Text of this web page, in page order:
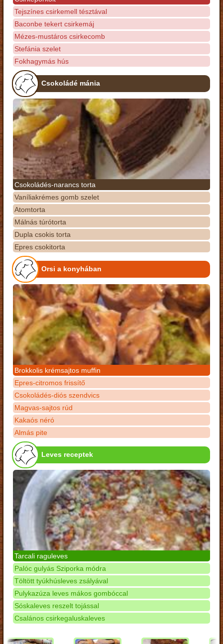
Tejszínes csirkemell tésztával
Baconbe tekert csirkemáj
Mézes-mustáros csirkecomb
Stefánia szelet
Fokhagymás hús
Csokoládé mánia
Csokoládés-narancs torta
Vaníliakrémes gomb szelet
Atomtorta
Málnás túrótorta
Dupla csokis torta
Epres csokitorta
Orsi a konyhában
Brokkolis krémsajtos muffin
Epres-citromos frissítő
Csokoládés-diós szendvics
Magvas-sajtos rúd
Kakaós néró
Almás pite
Leves receptek
Tarcali raguleves
Palóc gulyás Sziporka módra
Töltött tyúkhúsleves zsályával
Pulykazúza leves mákos gombóccal
Sóskaleves reszelt tojással
Csalános csirkegaluskaleves